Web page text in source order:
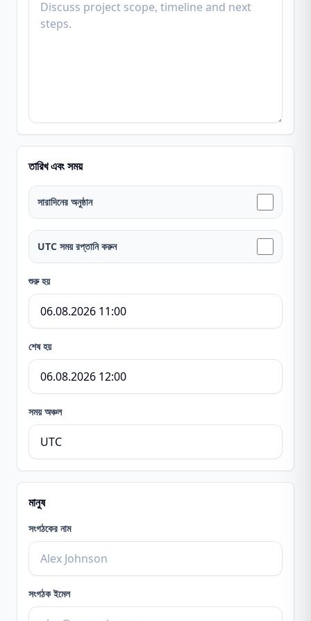
তারিখ এবং সময়
সারাদিনের অনুষ্ঠান
UTC সময় রপ্তানি করুন
শুরু হয়
শেষ হয়
সময় অঞ্চল
মানুষ
সংগঠকের নাম
সংগঠক ইমেল